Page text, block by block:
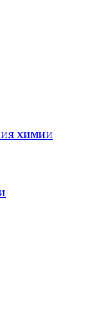
химии